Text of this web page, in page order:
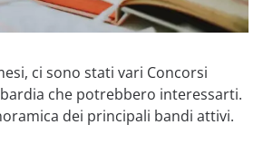
ci sono stati vari Concorsi
che potrebbero interessarti.
dei principali bandi attivi.